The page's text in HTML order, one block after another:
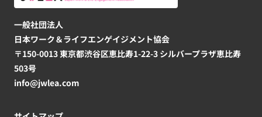
一般社団法人
日本ワーク＆ライフエンゲイジメント協会
〒150-0013 東京都渋谷区恵比寿1-22-3 シルバープラザ恵比寿
503号
info@jwlea.com